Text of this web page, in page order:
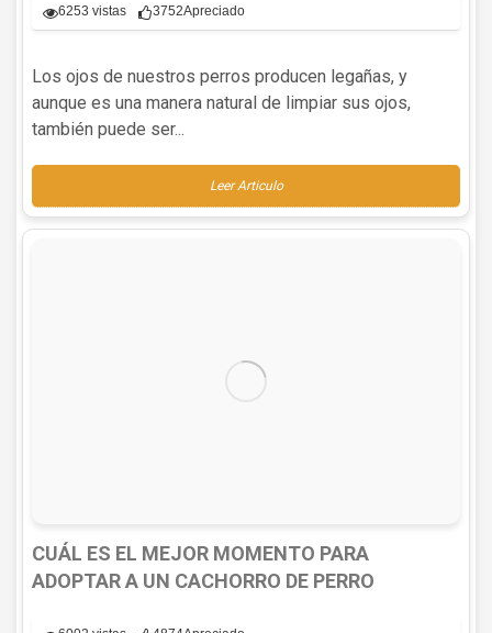
6253 vistas 3752Apreciado
Los ojos de nuestros perros producen legañas, y
aunque es una manera natural de limpiar sus ojos,
también puede ser...
Leer Articulo
CUÁL ES EL MEJOR MOMENTO PARA
ADOPTAR A UN CACHORRO DE PERRO